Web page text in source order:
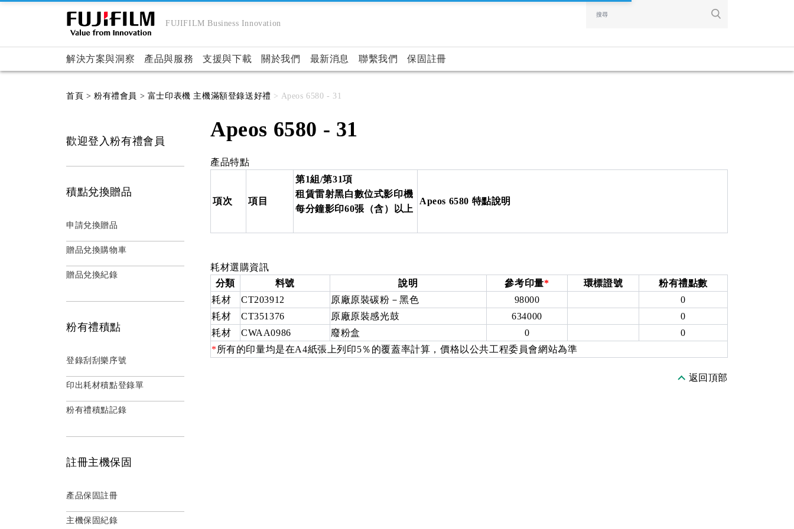
FUJIFILM Business Innovation
解決方案與洞察 產品與服務 支援與下載 關於我們 最新消息 聯繫我們 保固註冊
首頁 > 粉有禮會員 > 富士印表機 主機滿額登錄送好禮 > Apeos 6580 - 31
Apeos 6580 - 31
產品特點
項次 項目
第1組/第31項
租賃雷射黑白數位式影印機
每分鐘影印60張（含）以上
Apeos 6580 特點說明
耗材選購資訊
分類
料號 說明 參考印量* 環標證號
粉有禮點數
耗材
CT203912 原廠原裝碳粉－黑色 98000
0
耗材
CT351376 原廠原裝感光鼓 634000
0
耗材
CWAA0986 廢粉盒 0
0
* 所有的印量均是在A4紙張上列印5％的覆蓋率計算，價格以公共工程委員會網站為準
返回頂部
歡迎登入粉有禮會員
積點兌換贈品
申請兌換贈品
贈品兌換購物車
贈品兌換紀錄
粉有禮積點
登錄刮刮樂序號
印出耗材積點登錄單
粉有禮積點記錄
註冊主機保固
產品保固註冊
主機保固紀錄